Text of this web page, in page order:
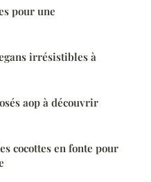
pour une
irrésistibles à
aop à découvrir
cocottes en fonte pour